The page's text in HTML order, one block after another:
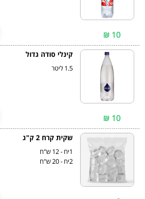
10 ₪
קינלי סודה גדול
1.5 ליטר
10 ₪
שקית קרח 2 ק"ג
2יח - 20 ש"ח